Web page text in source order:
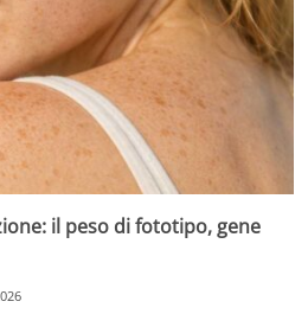
il peso di fototipo, gene